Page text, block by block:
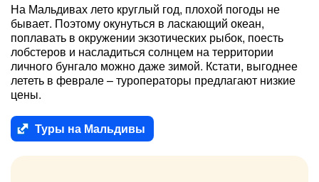
На Мальдивах лето круглый год, плохой погоды не
бывает. Поэтому окунуться в ласкающий океан,
поплавать в окружении экзотических рыбок, поесть
лобстеров и насладиться солнцем на территории
личного бунгало можно даже зимой. Кстати, выгоднее
лететь в феврале – туроператоры предлагают низкие
цены.
Туры на Мальдивы